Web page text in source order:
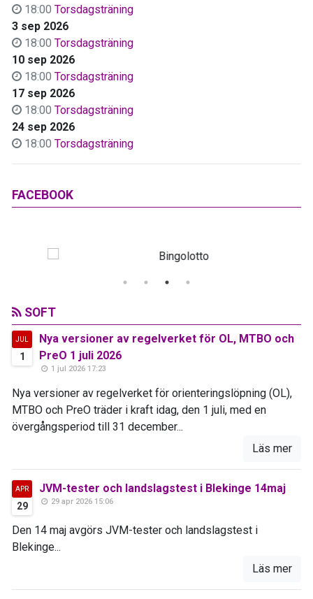
18:00 Torsdagsträning
3 sep 2026
18:00 Torsdagsträning
10 sep 2026
18:00 Torsdagsträning
17 sep 2026
18:00 Torsdagsträning
24 sep 2026
18:00 Torsdagsträning
FACEBOOK
SOFT
JUL
1
Nya versioner av regelverket för OL, MTBO och
PreO 1 juli 2026
1 jul 2026 17:23
Nya versioner av regelverket för orienteringslöpning (OL),
MTBO och PreO träder i kraft idag, den 1 juli, med en
övergångsperiod till 31 december...
Läs mer
APR
29
JVM-tester och landslagstest i Blekinge 14maj
29 apr 2026 15:06
Den 14 maj avgörs JVM-tester och landslagstest i
Blekinge...
Läs mer